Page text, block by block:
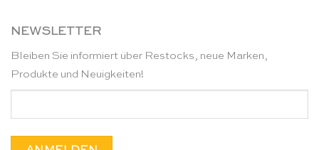
NEWSLETTER
Bleiben Sie informiert über Restocks, neue Marken,
Produkte und Neuigkeiten!